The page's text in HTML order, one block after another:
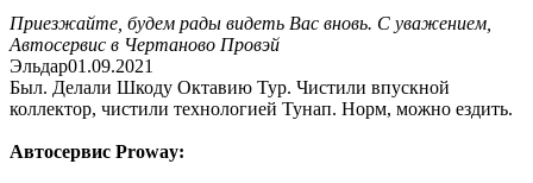
Приезжайте, будем рады видеть Вас вновь. С уважением,
Автосервис в Чертаново Провэй
Эльдар01.09.2021
Был. Делали Шкоду Октавию Тур. Чистили впускной
коллектор, чистили технологией Тунап. Норм, можно ездить.
Автосервис Proway: